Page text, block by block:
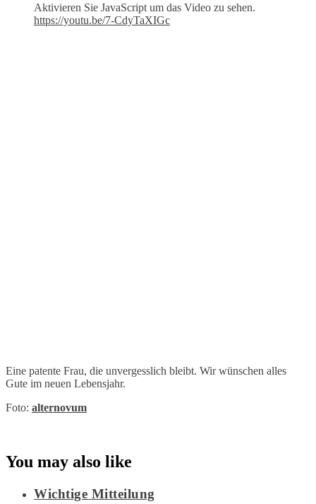
Aktivieren Sie JavaScript um das Video zu sehen.
https://youtu.be/7-CdyTaXIGc
Eine patente Frau, die unvergesslich bleibt. Wir wünschen alles
Gute im neuen Lebensjahr.
Foto: alternovum
You may also like
Wichtige Mitteilung